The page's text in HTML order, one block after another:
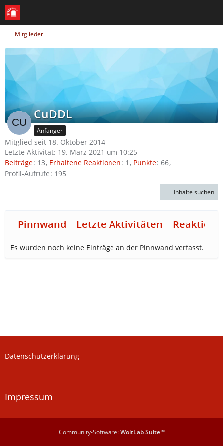
Mitglieder
CuDDL
Anfänger
Mitglied seit 18. Oktober 2014
Letzte Aktivität: 19. März 2021 um 10:25
Beiträge 13 Erhaltene Reaktionen 1 Punkte 66
Profil-Aufrufe 195
Inhalte suchen
Pinnwand Letzte Aktivitäten
Es wurden noch keine Einträge an der Pinnwand verfasst.
Datenschutzerklärung
Impressum
Community-Software:WoltLab Suite™